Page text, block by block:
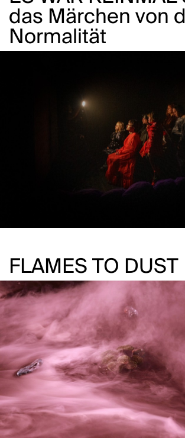
das Märchen von
Normalität
FLAMES TO DUST